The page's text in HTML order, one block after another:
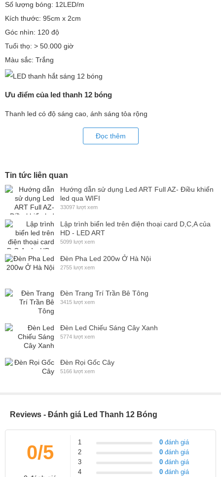
Số lượng bóng: 12LED/m
Kích thước: 95cm x 2cm
Góc nhìn: 120 độ
Tuổi thọ: > 50.000 giờ
Màu sắc: Trắng
Ưu điểm của led thanh 12 bóng
Thanh led có độ sáng cao, ánh sáng tỏa rộng
Giá thành led tương đối rẻ nhưng độ bên lại rất cao
Sử dụng đa dạng trong quảng cáo, trang trí, chiếu sáng tại các
cỡ lớn
Led Trường An sẵn sàng là nơi tư vấn cho khách
hàng nhữngthông tin cần thiết nhất về loại led thanh 12 bóng,
đồng thời cũng sẽ cung cấp cho bạn những sản phẩm led chất
lượng tốt nhất hiện nay. Mua số lượng liên hệ để có giá và những
CÔNG TY TNHH DỊCH VỤ CÔNG NGHỆ TRƯỜNG AN
Địa chỉ: Số 13 ngõ 147/2/51 Tân Mai - Hoàng Mai - Hà Nội
Email: ledtruongan@gmail.com / Website: ledtruongan.com
MST: 0107726813 / Hotline: 0988 550 568
Đọc thêm
Tin tức liên quan
Hướng dẫn sử dụng Led ART Full AZ- Điều khiển
led qua WIFI
33097 lượt xem
Lập trình biển led trên điện thoại card D,C,A của
HD - LED ART
5099 lượt xem
Đèn Pha Led 200w Ở Hà Nội
2755 lượt xem
Đèn Trang Trí Trần Bê Tông
3415 lượt xem
Đèn Led Chiếu Sáng Cây Xanh
5774 lượt xem
Đèn Rọi Gốc Cây
5166 lượt xem
Reviews - Đánh giá Led Thanh 12 Bóng
0/5 1 0 đánh giá
2
0 đánh giá
3
0 đánh giá
4
0 đánh giá